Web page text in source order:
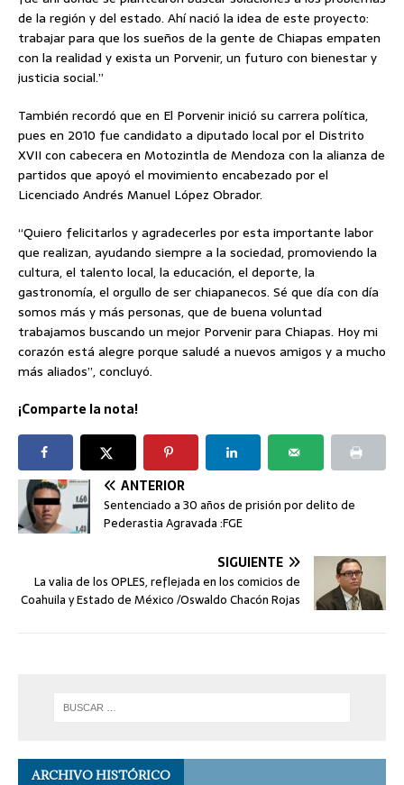
de la región y del estado. Ahí nació la idea de este proyecto:
trabajar para que los sueños de la gente de Chiapas empaten
con la realidad y exista un Porvenir, un futuro con bienestar y
justicia social.”
También recordó que en El Porvenir inició su carrera política,
pues en 2010 fue candidato a diputado local por el Distrito
XVII con cabecera en Motozintla de Mendoza con la alianza de
partidos que apoyó el movimiento encabezado por el
Licenciado Andrés Manuel López Obrador.
“Quiero felicitarlos y agradecerles por esta importante labor
que realizan, ayudando siempre a la sociedad, promoviendo la
cultura, el talento local, la educación, el deporte, la
gastronomía, el orgullo de ser chiapanecos. Sé que día con día
somos más y más personas, que de buena voluntad
trabajamos buscando un mejor Porvenir para Chiapas. Hoy mi
corazón está alegre porque saludé a nuevos amigos y a mucho
más aliados”, concluyó.
¡Comparte la nota!
ANTERIOR
Sentenciado a 30 años de prisión por delito de
Pederastia Agravada :FGE
SIGUIENTE
La valia de los OPLES, reflejada en los comicios de
Coahuila y Estado de México /Oswaldo Chacón Rojas
ARCHIVO HISTÓRICO